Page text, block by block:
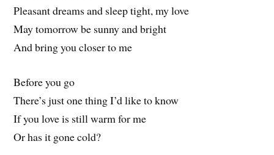
Pleasant dreams and sleep tight, my love
May tomorrow be sunny and bright
And bring you closer to me
Before you go
There’s just one thing I’d like to know
If you love is still warm for me
Or has it gone cold?